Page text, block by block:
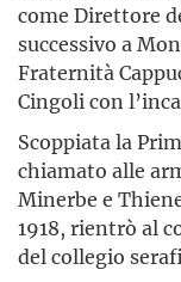
come Direttore
successivo a
Fraternità
Cingoli con
Scoppiata la
chiamato alle
Minerbe e
1918, rientrò al
del collegio